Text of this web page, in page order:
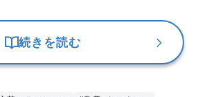
続きを読む